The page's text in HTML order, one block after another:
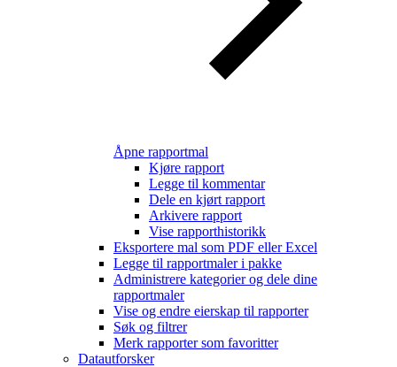
Åpne rapportmal
Kjøre rapport
Legge til kommentar
Dele en kjørt rapport
Arkivere rapport
Vise rapporthistorikk
Eksportere mal som PDF eller Excel
Legge til rapportmaler i pakke
Administrere kategorier og dele dine
rapportmaler
Vise og endre eierskap til rapporter
Søk og filtrer
Merk rapporter som favoritter
Datautforsker